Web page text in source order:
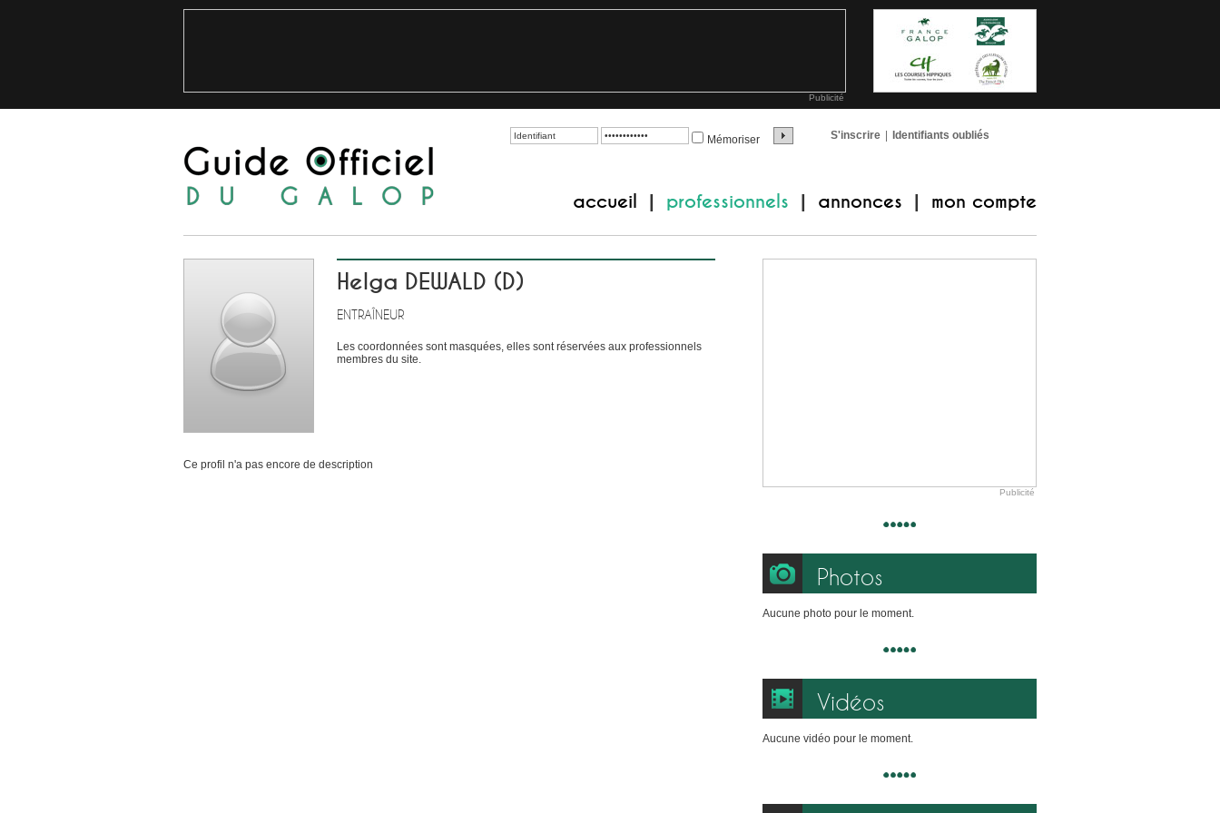
Publicité
Mémoriser S'inscrire Identifiants oubliés
accueil professionnels annonces mon compte
Helga DEWALD (D)
ENTRAÎNEUR
Les coordonnées sont masquées, elles sont réservées aux professionnels
membres du site.
Ce profil n'a pas encore de description
Publicité
Photos
Aucune photo pour le moment.
Vidéos
Aucune vidéo pour le moment.